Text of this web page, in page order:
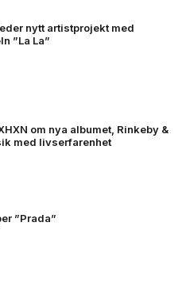
nytt artistprojekt med
”La La”
om nya albumet, Rinkeby &
med livserfarenhet
”Prada”